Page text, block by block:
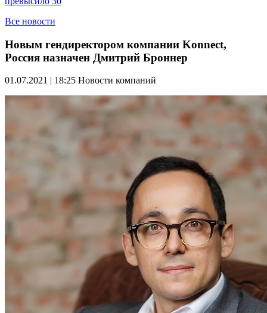
Все новости
Новым гендиректором компании Konnect,
Россия назначен Дмитрий Броннер
01.07.2021 | 18:25 Новости компаний